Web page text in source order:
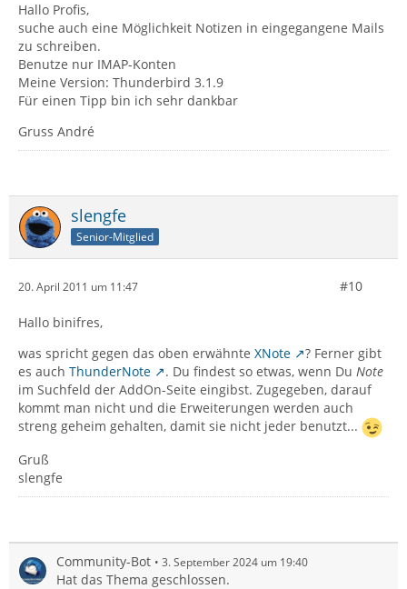
Hallo Profis,
suche auch eine Möglichkeit Notizen in eingegangene Mails
zu schreiben.
Benutze nur IMAP-Konten
Meine Version: Thunderbird 3.1.9
Für einen Tipp bin ich sehr dankbar
Gruss André
slengfe
Senior-Mitglied
20. April 2011 um 11:47 #10
Hallo binifres,
was spricht gegen das oben erwähnte XNote
? Ferner gibt
es auch ThunderNote . Du findest so etwas, wenn Du Note
im Suchfeld der AddOn-Seite eingibst. Zugegeben, darauf
kommt man nicht und die Erweiterungen werden auch
streng geheim gehalten, damit sie nicht jeder benutzt...
Gruß
slengfe
Community-Bot 3. September 2024 um 19:40
Hat das Thema geschlossen.